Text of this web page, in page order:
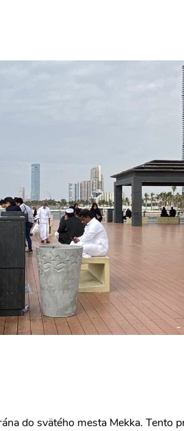
do svätého mesta Mekka. Tento